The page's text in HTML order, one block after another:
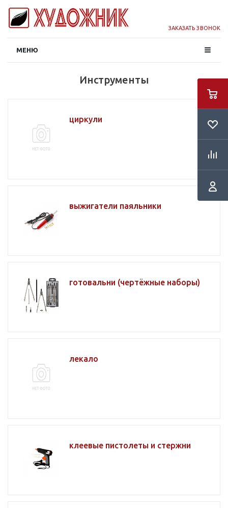
ЗАКАЗАТЬ ЗВОНОК
МЕНЮ
Инструменты
циркули
выжигатели паяльники
готовальни (чертёжные наборы)
лекало
клеевые пистолеты и стержни